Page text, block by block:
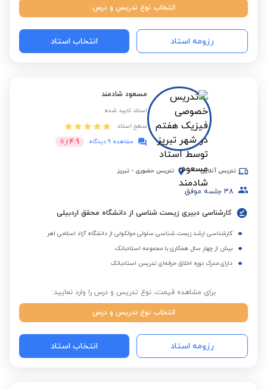
انتخاب نوع تدریس و درس
رزومه استاد انتخاب استاد
مسعود شادمند
استاد تایید شده
سطح استاد:
مشاهده 9 دیدگاه
4.9 از 5
تدریس آنلاین تدریس حضوری - تبریز
38 جلسه موفق
کارشناسی دبیری زیست شناسی از دانشگاه محقق اردبیلی
کارشناسی ارشد زیست شناسی سلولی مولکولی از دانشگاه آزاد اسلامی اهر
بیش از چهار سال همکاری با مجموعه استادبانک
دارای مدرک دوره اخلاق حرفه‌ای تدریس استادبانک
برای مشاهده قیمت، نوع تدریس و درس را وارد نمایید:
انتخاب نوع تدریس و درس
رزومه استاد انتخاب استاد